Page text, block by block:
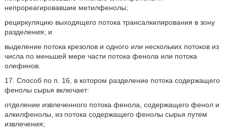
непрореагировавшие метилфенолы;
рециркуляцию выходящего потока трансалкилирования в зону
разделения; и
выделение потока крезолов и одного или нескольких потоков из
числа по меньшей мере части потока фенола или потока
олефинов.
17. Способ по п. 16, в котором разделение потока содержащего
фенолы сырья включает:
отделение извлеченного потока фенола, содержащего фенол и
алкилфенолы, из потока содержащего фенолы сырья путем
извлечения;